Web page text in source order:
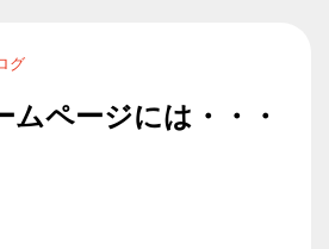
グ
ムページには・・・